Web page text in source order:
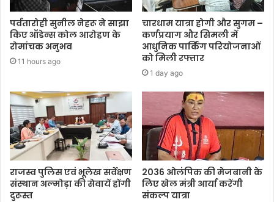
पर्वतारोही सुनील नेहरू ने साझा
किए ऑडेन्स कोल आरोहण के
रोमांचक अनुभव
11 hours ago
चारधाम यात्रा होगी और सुगम –
कर्णप्रयाग और सिमली में
आधुनिक पार्किंग परियोजनाओं
को मिली रफ्तार
1 day ago
राजस्व पुलिस एवं भूलेख सर्वेक्षण
संस्थान अल्मोड़ा की सेवायें होंगी
दुरूस्त
2036 ओलंपिक की मेजबानी के
लिए खेल मंत्री आर्या करेंगी
संकल्प यात्रा